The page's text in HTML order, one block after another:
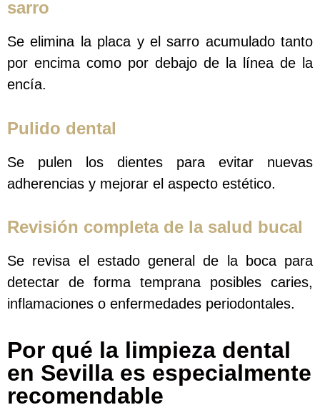
sarro
Se elimina la placa y el sarro acumulado tanto
por encima como por debajo de la línea de la
encía.
Pulido dental
Se pulen los dientes para evitar nuevas
adherencias y mejorar el aspecto estético.
Revisión completa de la salud bucal
Se revisa el estado general de la boca para
detectar de forma temprana posibles caries,
inflamaciones o enfermedades periodontales.
Por qué la limpieza dental
en Sevilla es especialmente
recomendable